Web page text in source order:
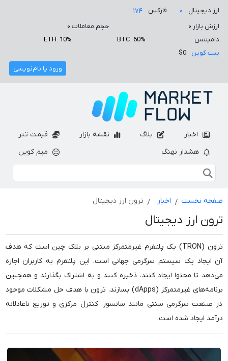
ارز دیجیتال ۰ فارکس
۱۷۴
ارزش بازار ۰ حجم معاملات ۰
دامیننس
BTC: 60%
ETH: 10%
بیت کوین
$0
ورود یا نام‌نویسی
اخبار بلاگ نقشه بازار
قیمت تتر
هشدار نهنگ
میم کوین
صفحه نخست اخبار ترون ارز دیجیتال
ترون ارز دیجیتال
ترون (TRON) یک پلتفرم غیرمتمرکز مبتنی بر بلاک چین است که هدف
آن ایجاد یک سیستم سرگرمی جهانی است. این پلتفرم به کاربران اجازه
می‌دهد تا محتوا ایجاد کنند، ذخیره کنند و به اشتراک بگذارند و همچنین
برنامه‌های غیرمتمرکز (dApps) بسازند. ترون با هدف حل مشکلات موجود
در صنعت سرگرمی سنتی مانند سانسور، کنترل مرکزی و توزیع ناعادلانه
درآمد ایجاد شده است.